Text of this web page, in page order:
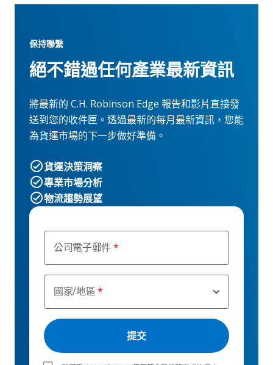
公司電子郵件
國家/地區
保持聯繫
絕不錯過任何產業最新資訊
將最新的 C.H. Robinson Edge 報告和影片直接發
送到您的收件匣。透過最新的每月最新資訊，您能
為貨運市場的下一步做好準備。
貨運決策洞察
專業市場分析
物流趨勢展望